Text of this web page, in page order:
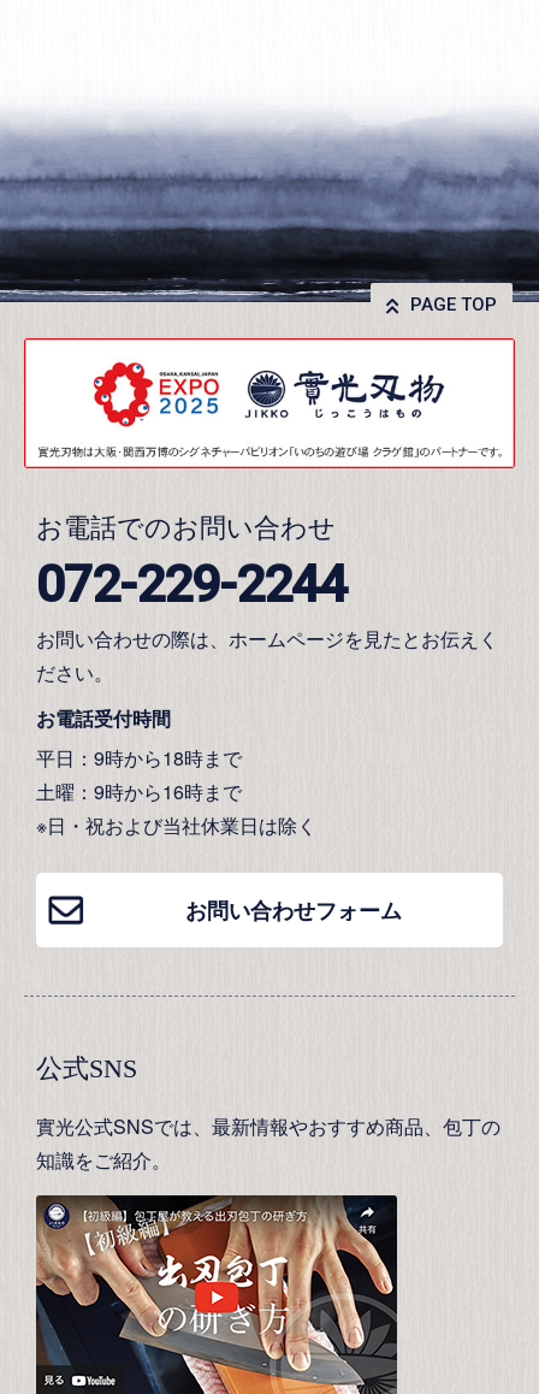
PAGE TOP
お電話でのお問い合わせ
072-229-2244
お問い合わせの際は、ホームページを見たとお伝えく
ださい。
お電話受付時間
平日：9時から18時まで
土曜：9時から16時まで
※日・祝および当社休業日は除く
お問い合わせフォーム
公式SNS
實光公式SNSでは、最新情報やおすすめ商品、包丁の
知識をご紹介。